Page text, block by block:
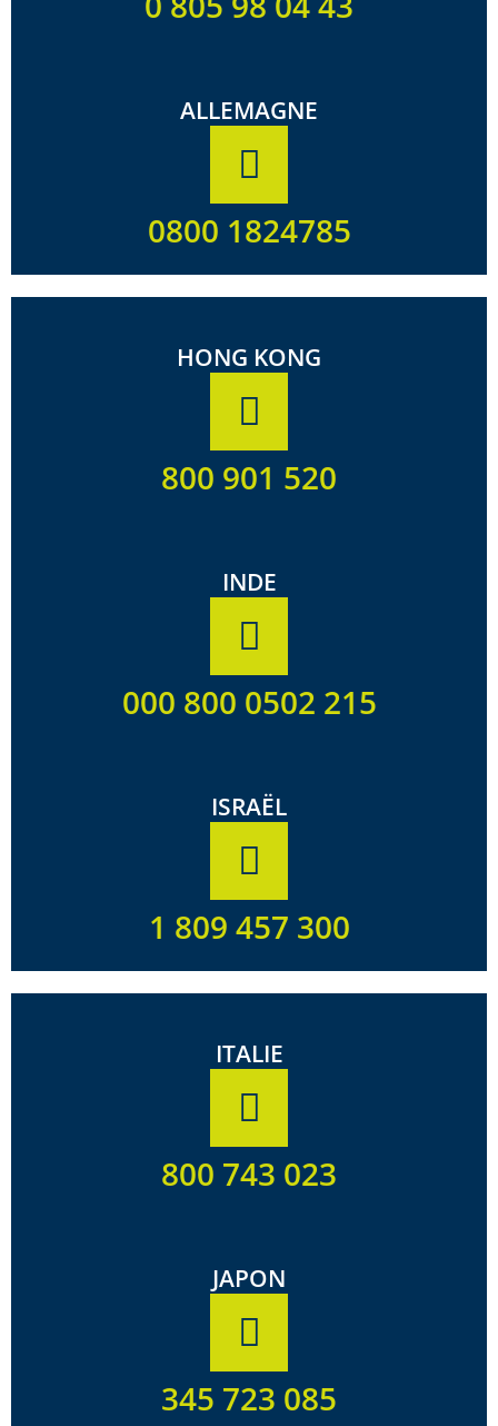
ALLEMAGNE
0800 1824785
HONG KONG
800 901 520
INDE
000 800 0502 215
ISRAËL
1 809 457 300
ITALIE
800 743 023
JAPON
345 723 085